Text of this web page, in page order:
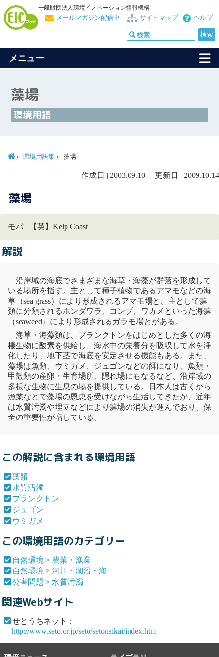
一般財団法人環境イノベーション情報機構
ヘルプ
サイトマップ
メールマガジン配信中
メニュー
藻場
環境用語
環境用語集 藻場
作成日 | 2003.09.10 更新日 | 2009.10.14
藻場
モバ 【英】Kelp Coast
解説
沿岸域の海底でさまざまな海草・海藻が群落を形成して
いる場所を指す。主として種子植物であるアマモなどの海
草（sea grass）により形成されるアマモ場と、主として藻
類に分類されるホンダワラ、コンブ、ワカメといった海藻
（seaweed）により形成されるガラモ場とがある。
海草・海藻類は、 プランクトンをはじめとした多くの海
棲生物に酸素を供給し、海水中の栄養分を吸収して水を浄
化したり、地下茎で海底を安定させる機能もある。また、
藻場は魚類、
ウミガメ ジュゴンなどの餌になり、魚類・
甲殻類の産卵・生育場所、隠れ場にもなるなど、沿岸域の
多様な生物に生息の場を提供している。日本人は古くから
漁業などで藻場の恩恵を受けながら生活してきたが、近年
は水質汚濁や埋立などにより藻場の消失が進んでおり、保
全の重要性が増している。
この解説に含まれる環境用語
藻類
水質汚濁
プランクトン
ジュゴン
ウミガメ
この環境用語のカテゴリー
自然環境 > 農業・漁業
自然環境 >河川・湖沼・海
公害問題 > 水質汚濁
関連Webサイト
せとうちネット：
http://www.seto.or.jp/seto/setonaikai/index.htm